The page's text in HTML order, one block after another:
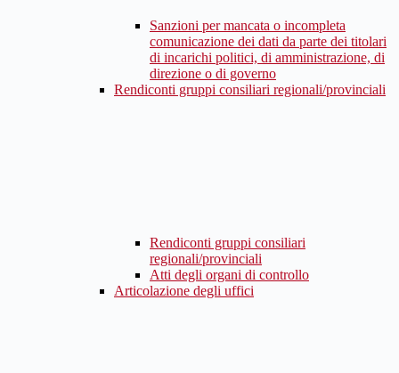
Sanzioni per mancata o incompleta
comunicazione dei dati da parte dei titolari
di incarichi politici, di amministrazione, di
direzione o di governo
Rendiconti gruppi consiliari regionali/provinciali
Rendiconti gruppi consiliari
regionali/provinciali
Atti degli organi di controllo
Articolazione degli uffici